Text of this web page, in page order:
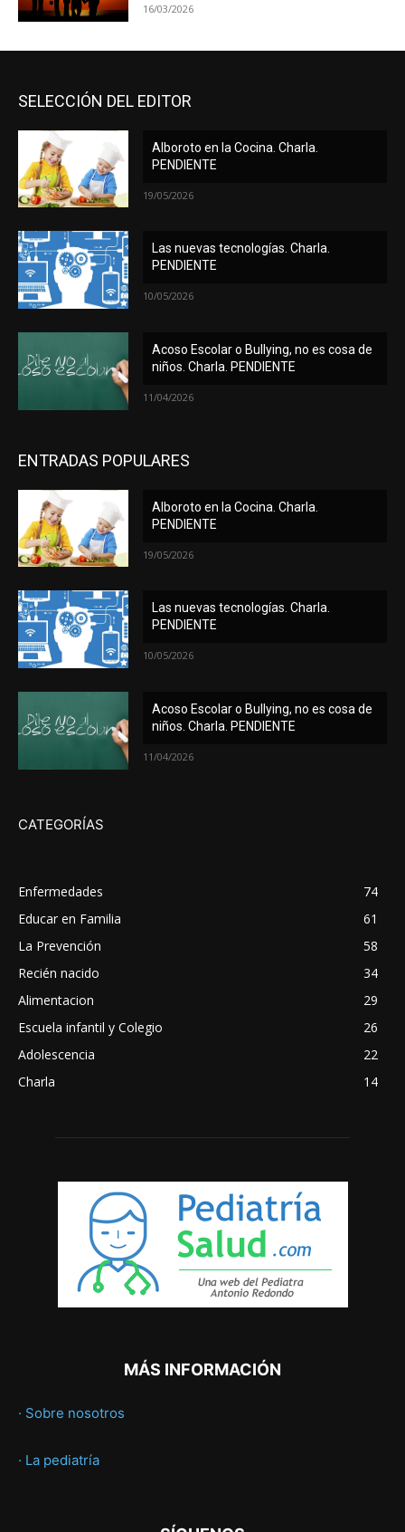
16/03/2026
SELECCIÓN DEL EDITOR
Alboroto en la Cocina. Charla.
PENDIENTE
19/05/2026
Las nuevas tecnologías. Charla.
PENDIENTE
10/05/2026
Acoso Escolar o Bullying, no es cosa de
niños. Charla. PENDIENTE
11/04/2026
ENTRADAS POPULARES
Alboroto en la Cocina. Charla.
PENDIENTE
19/05/2026
Las nuevas tecnologías. Charla.
PENDIENTE
10/05/2026
Acoso Escolar o Bullying, no es cosa de
niños. Charla. PENDIENTE
11/04/2026
CATEGORÍAS
Enfermedades
74
Educar en Familia
61
La Prevención
58
Recién nacido
34
Alimentacion
29
Escuela infantil y Colegio
26
Adolescencia
22
Charla
14
MÁS INFORMACIÓN
· Sobre nosotros
· La pediatría